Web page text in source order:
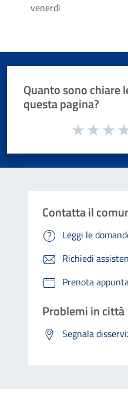
venerdì
Quanto sono chiare
questa pagina?
Valuta da 1 a 5 stelle la pagina
Contatta il
Leggi le
Richiedi
Prenota
Problemi in città
Segnala